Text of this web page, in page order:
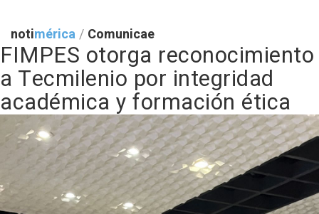
notimérica/ Comunicae
FIMPES otorga reconocimiento
a Tecmilenio por integridad
académica y formación ética